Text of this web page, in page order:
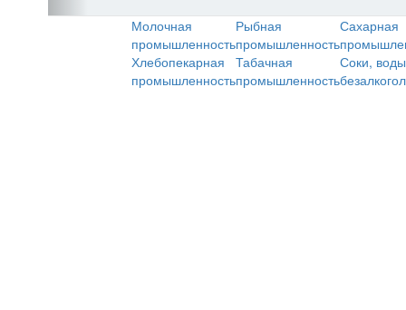
Молочная
промышленность
Рыбная
промышленность
Сахарная
Хлебопекарная
промышленность
Табачная
промышленность
Соки,